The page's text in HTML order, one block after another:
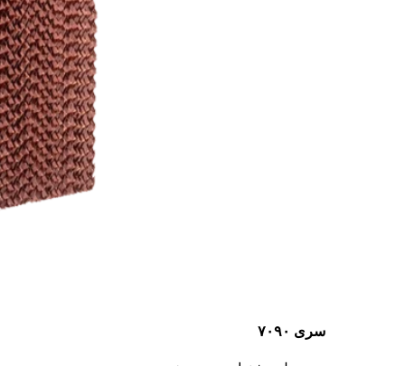
سری ۷۰۹۰